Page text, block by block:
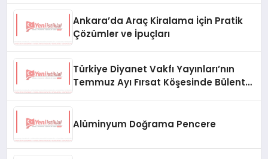
Ankara’da Araç Kiralama İçin Pratik
Çözümler ve İpuçları
Türkiye Diyanet Vakfı Yayınları’nın
Temmuz Ayı Fırsat Köşesinde Bülent
Alüminyum Doğrama Pencere